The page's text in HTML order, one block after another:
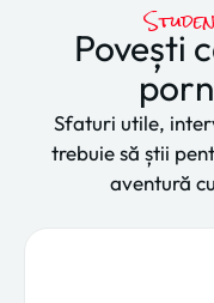
Povești
Sfaturi utile,
trebuie să știi
aventură